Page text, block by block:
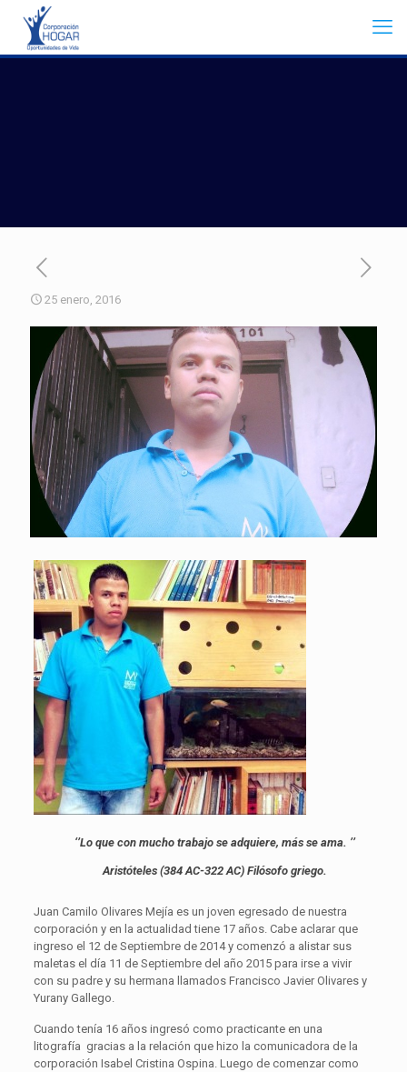
25 enero, 2016
‘’Lo que con mucho trabajo se adquiere, más se ama. ’’
Aristóteles (384 AC-322 AC) Filósofo griego.
Juan Camilo Olivares Mejía es un joven egresado de nuestra
corporación y en la actualidad tiene 17 años. Cabe aclarar que
ingreso el 12 de Septiembre de 2014 y comenzó a alistar sus
maletas el día 11 de Septiembre del año 2015 para irse a vivir
con su padre y su hermana llamados Francisco Javier Olivares y
Yurany Gallego.
Cuando tenía 16 años ingresó como practicante en una
litografía gracias a la relación que hizo la comunicadora de la
corporación Isabel Cristina Ospina. Luego de comenzar como